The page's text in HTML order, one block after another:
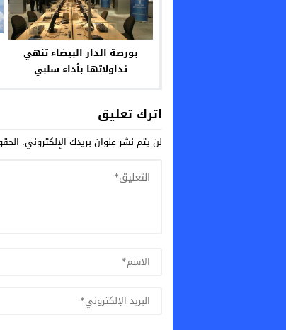
بورصة الدار البيضاء تنهي
تداولاتها بأداء سلبي
اترك تعليق
لن يتم نشر عنوان بريدك الإلكتروني.